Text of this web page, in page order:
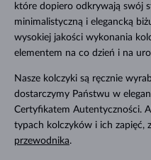
które dopiero odkrywają swój
minimalistyczną i elegancką
wysokiej jakości wykonania
elementem na co dzień i na
Nasze kolczyki są ręcznie
dostarczymy Państwu w
Certyfikatem Autentyczności.
typach kolczyków i ich zapięć,
przewodnika.